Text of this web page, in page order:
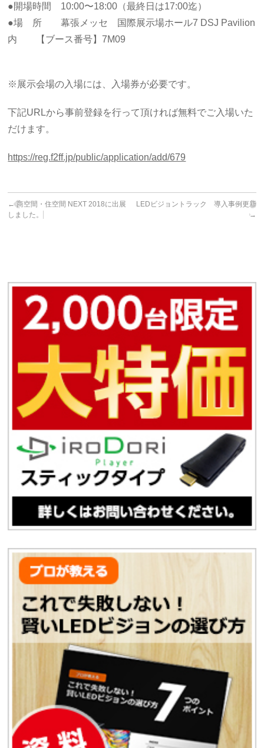
●開場時間 10:00〜18:00（最終日は17:00迄）
●場 所 幕張メッセ 国際展示場ホール7 DSJ Pavilion
内 【ブース番号】7M09
※展示会場の入場には、入場券が必要です。
下記URLから事前登録を行って頂ければ無料でご入場いた
だけます。
https://reg.f2ff.jp/public/application/add/679
←商空間・住空間 NEXT 2018に出展
しました。
LEDビジョントラック 導入事例更新
→